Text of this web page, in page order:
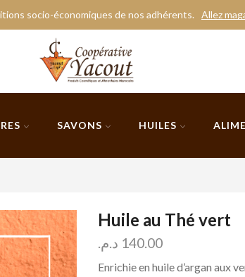
socio-économiques de nos adhérents. Allez
SAVONS HUILES
Huile au Thé vert
140.00 د.م.
Enrichie en huile d’argan aux